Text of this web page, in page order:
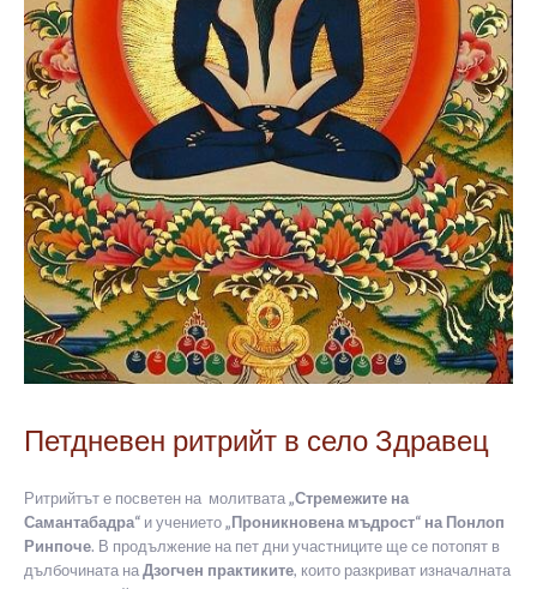
Петдневен ритрийт в село Здравец
Ритрийтът е посветен на молитвата„Стремежите на
Самантабадра“ и учението„Проникновена мъдрост“ на Понлоп
Ринпоче. В продължение на пет дни участниците ще се потопят в
дълбочината наДзогчен практиките, които разкриват изначалната